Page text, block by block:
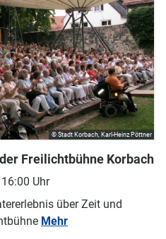
Freilichtbühne Korbach
Uhr
über Zeit und
Mehr
© Stadt Korbach, Karl-Heinz Pöttner